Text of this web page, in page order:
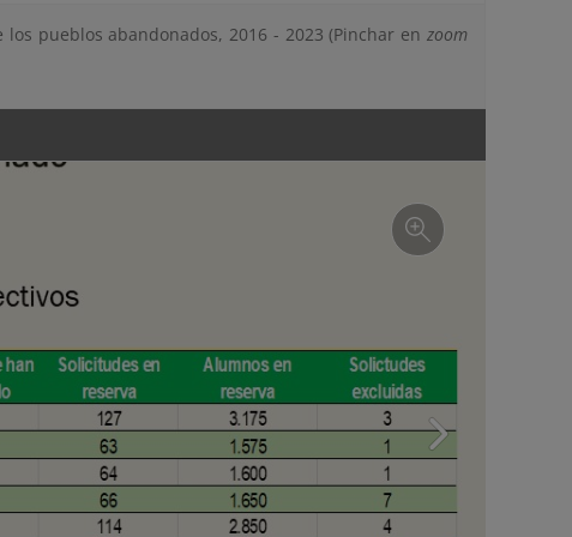
pueblos abandonados, 2016 - 2023 (Pinchar en zoom